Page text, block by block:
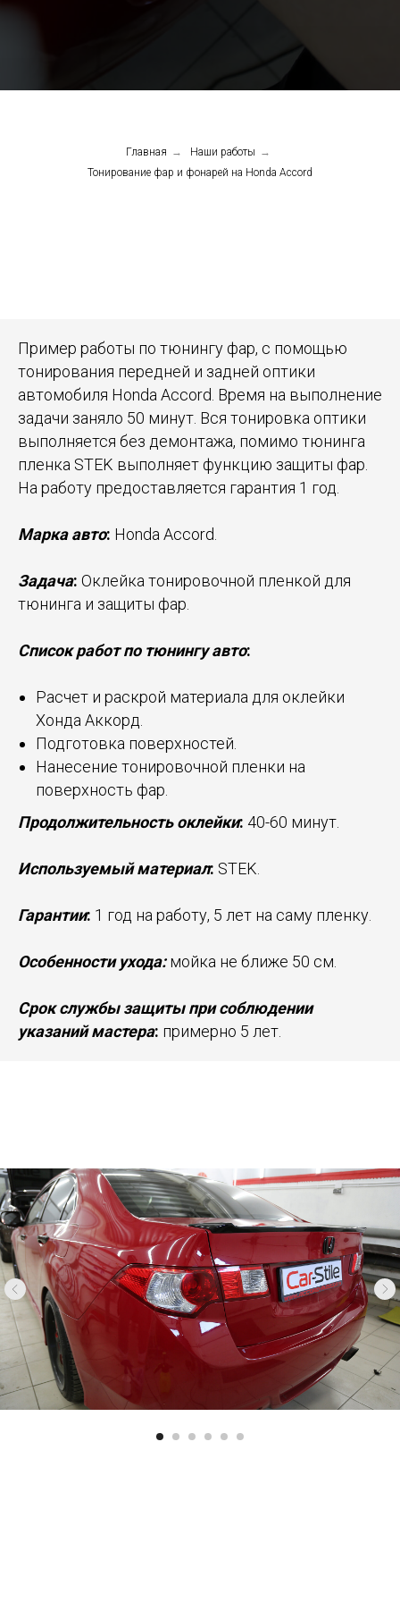
Главная → Наши работы →
Тонирование фар и фонарей на Honda Accord
Пример работы по тюнингу фар, с помощью
тонирования передней и задней оптики
автомобиля Honda Accord. Время на выполнение
задачи заняло 50 минут. Вся тонировка оптики
выполняется без демонтажа, помимо тюнинга
пленка STEK выполняет функцию защиты фар.
На работу предоставляется гарантия 1 год.
Марка авто: Honda Accord.
Задача: Оклейка тонировочной пленкой для
тюнинга и защиты фар.
Список работ по тюнингу авто:
Расчет и раскрой материала для оклейки
Хонда Аккорд.
Подготовка поверхностей.
Нанесение тонировочной пленки на
поверхность фар.
Продолжительность оклейки: 40-60 минут.
Используемый материал: STEK.
Гарантии: 1 год на работу, 5 лет на саму пленку.
Особенности ухода: мойка не ближе 50 см.
Срок службы защиты при соблюдении
указаний мастера: примерно 5 лет.